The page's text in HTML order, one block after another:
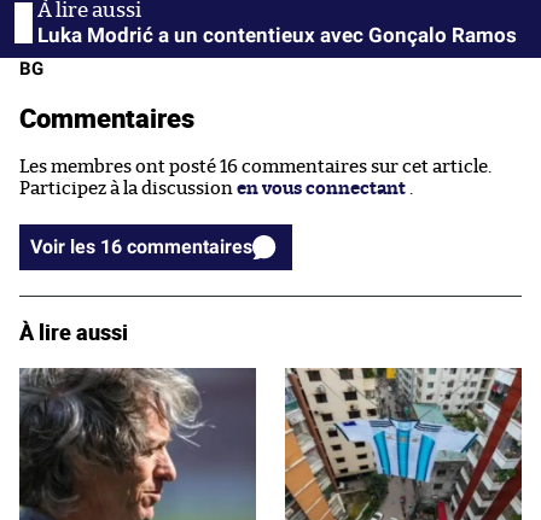
Luka Modrić a un contentieux avec Gonçalo Ramos
BG
Commentaires
Les membres ont posté 16 commentaires sur cet article.
Participez à la discussion en vous connectant
Voir les 16 commentaires
À lire aussi